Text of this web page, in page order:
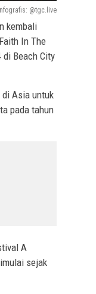
Infografis: @tgc.live
kembali
In The
di Beach City
Asia untuk
pada tahun
A
sejak